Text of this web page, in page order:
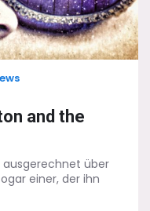
and the
ausgerechnet über
einer, der ihn